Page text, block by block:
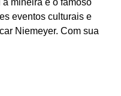
eventos culturais e
Niemeyer. Com sua